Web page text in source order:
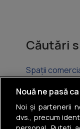
Căutări
Spații
Spații
Spații
Nouă ne pasă
Noi și partenerii
dvs., precum